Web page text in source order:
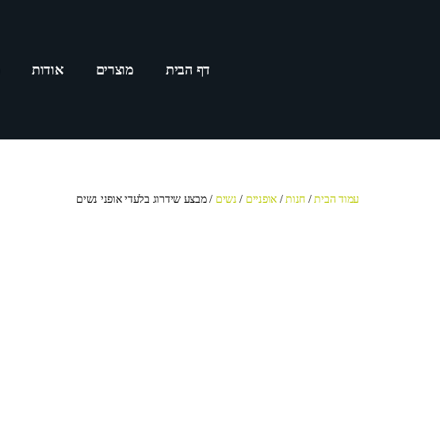
דף הבית מוצרים אודות
עמוד הבית/ חנות/ אופניים / נשים / מבצע שידרוג בלעדי אופני נשים